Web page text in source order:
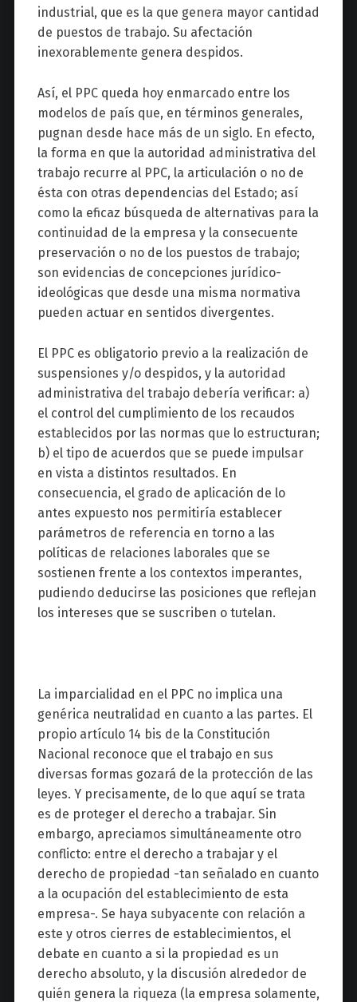
industrial, que es la que genera mayor cantidad
de puestos de trabajo. Su afectación
inexorablemente genera despidos.
Así, el PPC queda hoy enmarcado entre los
modelos de país que, en términos generales,
pugnan desde hace más de un siglo. En efecto,
la forma en que la autoridad administrativa del
trabajo recurre al PPC, la articulación o no de
ésta con otras dependencias del Estado; así
como la eficaz búsqueda de alternativas para la
continuidad de la empresa y la consecuente
preservación o no de los puestos de trabajo;
son evidencias de concepciones jurídico-
ideológicas que desde una misma normativa
pueden actuar en sentidos divergentes.
El PPC es obligatorio previo a la realización de
suspensiones y/o despidos, y la autoridad
administrativa del trabajo debería verificar: a)
el control del cumplimiento de los recaudos
establecidos por las normas que lo estructuran;
b) el tipo de acuerdos que se puede impulsar
en vista a distintos resultados. En
consecuencia, el grado de aplicación de lo
antes expuesto nos permitiría establecer
parámetros de referencia en torno a las
políticas de relaciones laborales que se
sostienen frente a los contextos imperantes,
pudiendo deducirse las posiciones que reflejan
los intereses que se suscriben o tutelan.
La imparcialidad en el PPC no implica una
genérica neutralidad en cuanto a las partes. El
propio artículo 14 bis de la Constitución
Nacional reconoce que el trabajo en sus
diversas formas gozará de la protección de las
leyes. Y precisamente, de lo que aquí se trata
es de proteger el derecho a trabajar. Sin
embargo, apreciamos simultáneamente otro
conflicto: entre el derecho a trabajar y el
derecho de propiedad -tan señalado en cuanto
a la ocupación del establecimiento de esta
empresa-. Se haya subyacente con relación a
este y otros cierres de establecimientos, el
debate en cuanto a si la propiedad es un
derecho absoluto, y la discusión alrededor de
quién genera la riqueza (la empresa solamente,